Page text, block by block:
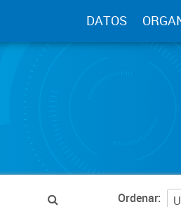
DATOS
Ordenar